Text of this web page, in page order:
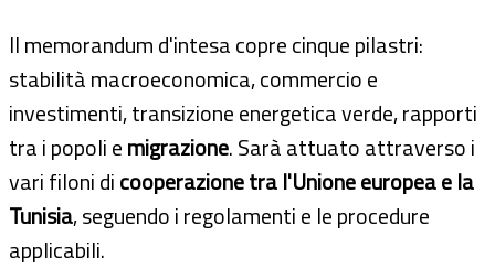
Il memorandum d'intesa copre cinque pilastri:
stabilità macroeconomica, commercio e
investimenti, transizione energetica verde, rapporti
tra i popoli emigrazione. Sarà attuato attraverso i
vari filoni dicooperazione tra l'Unione europea e la
Tunisia, seguendo i regolamenti e le procedure
applicabili.